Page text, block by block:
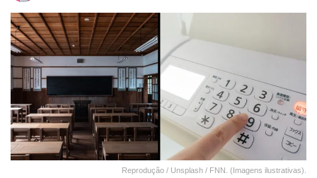
Reprodução / Unsplash / FNN. (Imagens ilustrativas).